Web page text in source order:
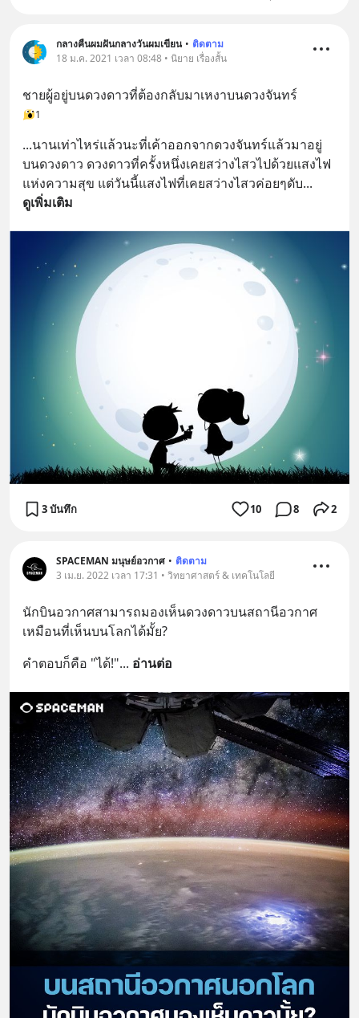
กลางคืนผมฝันกลางวันผมเขียน • ติดตาม
18 ม.ค. 2021 เวลา 08:48 • นิยาย เรื่องสั้น
ชายผู้อยู่บนดวงดาวที่ต้องกลับมาเหงาบนดวงจันทร์
1
...นานเท่าไหร่แล้วนะที่เค้าออกจากดวงจันทร์แล้วมาอยู่
บนดวงดาว ดวงดาวที่ครั้งหนึ่งเคยสว่างไสวไปด้วยแสงไฟ
แห่งความสุข แต่วันนี้แสงไฟที่เคยสว่างไสวค่อยๆดับ...
ดูเพิ่มเติม
3 บันทึก 10 8 2
SPACEMAN มนุษย์อวกาศ • ติดตาม
3 เม.ย. 2022 เวลา 17:31 • วิทยาศาสตร์ & เทคโนโลยี
นักบินอวกาศสามารถมองเห็นดวงดาวบนสถานีอวกาศ
เหมือนที่เห็นบนโลกได้มั้ย?
คำตอบก็คือ "ได้!"... อ่านต่อ